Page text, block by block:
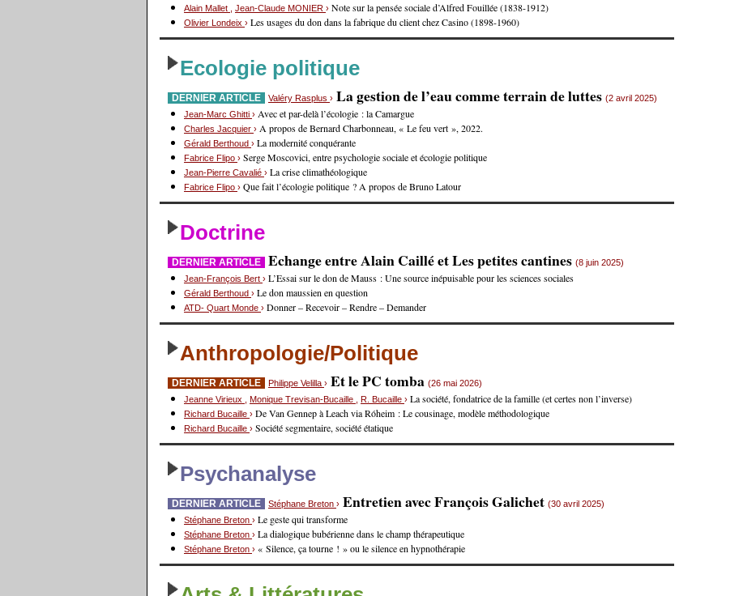
Alain Mallet Jean-Claude MONIER › Note sur la pensée sociale d’Alfred Fouillée (1838-1912)
Olivier Londeix › Les usages du don dans la fabrique du client chez Casino (1898-1960)
Ecologie politique
DERNIER ARTICLE Valéry Rasplus › La gestion de l’eau comme terrain de luttes (2 avril 2025)
Jean-Marc Ghitti › Avec et par-delà l’écologie : la Camargue
Charles Jacquier › A propos de Bernard Charbonneau, « Le feu vert », 2022.
Gérald Berthoud › La modernité conquérante
Fabrice Flipo › Serge Moscovici, entre psychologie sociale et écologie politique
Jean-Pierre Cavalié › La crise climathéologique
Fabrice Flipo › Que fait l’écologie politique ? A propos de Bruno Latour
Doctrine
DERNIER ARTICLE Echange entre Alain Caillé et Les petites cantines (8 juin 2025)
Jean-François Bert › L’Essai sur le don de Mauss : Une source inépuisable pour les sciences sociales
Gérald Berthoud › Le don maussien en question
ATD- Quart Monde › Donner – Recevoir – Rendre – Demander
Anthropologie/Politique
DERNIER ARTICLE Philippe Velilla › Et le PC tomba (26 mai 2026)
Jeanne Virieux
Monique Trevisan-Bucaille R. Bucaille › La société, fondatrice de la famille (et certes non l’inverse)
Richard Bucaille › De Van Gennep à Leach via Róheim : Le cousinage, modèle méthodologique
Richard Bucaille › Société segmentaire, société étatique
Psychanalyse
DERNIER ARTICLE Stéphane Breton › Entretien avec François Galichet (30 avril 2025)
Stéphane Breton › Le geste qui transforme
Stéphane Breton › La dialogique bubérienne dans le champ thérapeutique
Stéphane Breton › « Silence, ça tourne ! » ou le silence en hypnothérapie